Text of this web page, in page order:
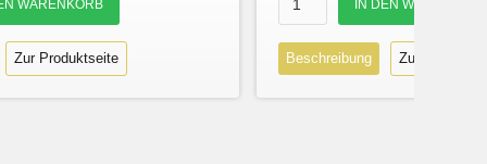
Zur Produktseite Beschreibung Zur